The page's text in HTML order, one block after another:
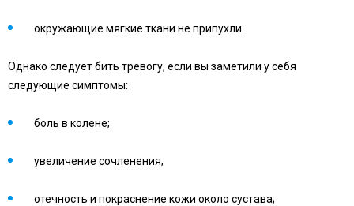
окружающие мягкие ткани не припухли.
Однако следует бить тревогу, если вы заметили у себя
следующие симптомы:
боль в колене;
увеличение сочленения;
отечность и покраснение кожи около сустава;